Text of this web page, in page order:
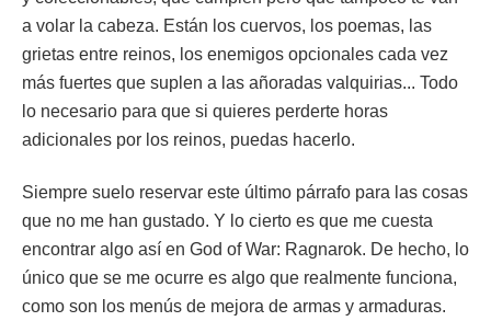
a volar la cabeza. Están los cuervos, los poemas, las
grietas entre reinos, los enemigos opcionales cada vez
más fuertes que suplen a las añoradas valquirias... Todo
lo necesario para que si quieres perderte horas
adicionales por los reinos, puedas hacerlo.
Siempre suelo reservar este último párrafo para las cosas
que no me han gustado. Y lo cierto es que me cuesta
encontrar algo así en God of War: Ragnarok. De hecho, lo
único que se me ocurre es algo que realmente funciona,
como son los menús de mejora de armas y armaduras.